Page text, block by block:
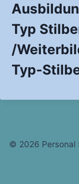
Typ
/
Typ-
© 2026 Personal